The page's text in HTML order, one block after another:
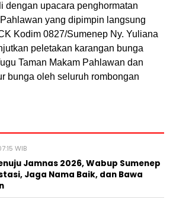
dengan upacara penghormatan
yang dipimpin langsung
Kodim 0827/Sumenep Ny. Yuliana
peletakan karangan bunga
Taman Makam Pahlawan dan
bunga oleh seluruh rombongan
WIB
Jamnas 2026, Wabup Sumenep
Jaga Nama Baik, dan Bawa